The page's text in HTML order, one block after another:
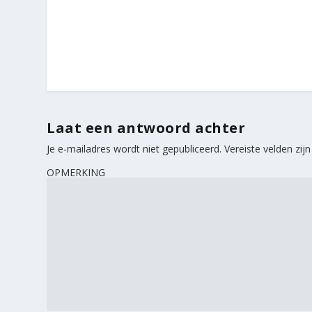
Laat een antwoord achter
Je e-mailadres wordt niet gepubliceerd. Vereiste velden
OPMERKING